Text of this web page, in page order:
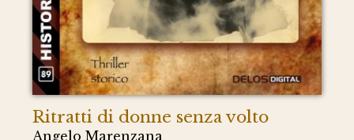
Ritratti di donne senza volto
Angelo Marenzana